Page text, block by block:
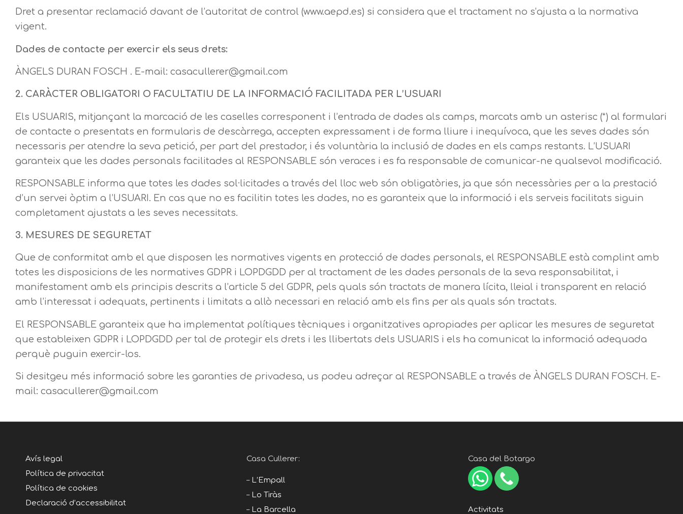
Dret a presentar reclamació davant de l’autoritat de control (www.aepd.es) si considera que el tractament no s’ajusta a la normativa
vigent.
Dades de contacte per exercir els seus drets:
ÀNGELS DURAN FOSCH . E-mail: casacullerer@gmail.com
2. CARÀCTER OBLIGATORI O FACULTATIU DE LA INFORMACIÓ FACILITADA PER L’USUARI
Els USUARIS, mitjançant la marcació de les caselles corresponent i l’entrada de dades als camps, marcats amb un asterisc (*) al formulari
de contacte o presentats en formularis de descàrrega, accepten expressament i de forma lliure i inequívoca, que les seves dades són
necessaris per atendre la seva petició, per part del prestador, i és voluntària la inclusió de dades en els camps restants. L’USUARI
garanteix que les dades personals facilitades al RESPONSABLE són veraces i es fa responsable de comunicar-ne qualsevol modificació.
RESPONSABLE informa que totes les dades sol·licitades a través del lloc web són obligatòries, ja que són necessàries per a la prestació
d’un servei òptim a l’USUARI. En cas que no es facilitin totes les dades, no es garanteix que la informació i els serveis facilitats siguin
completament ajustats a les seves necessitats.
3. MESURES DE SEGURETAT
Que de conformitat amb el que disposen les normatives vigents en protecció de dades personals, el RESPONSABLE està complint amb
totes les disposicions de les normatives GDPR i LOPDGDD per al tractament de les dades personals de la seva responsabilitat, i
manifestament amb els principis descrits a l’article 5 del GDPR, pels quals són tractats de manera lícita, lleial i transparent en relació
amb l’interessat i adequats, pertinents i limitats a allò necessari en relació amb els fins per als quals són tractats.
El RESPONSABLE garanteix que ha implementat polítiques tècniques i organitzatives apropiades per aplicar les mesures de seguretat
que estableixen GDPR i LOPDGDD per tal de protegir els drets i les llibertats dels USUARIS i els ha comunicat la informació adequada
perquè puguin exercir-los.
Si desitgeu més informació sobre les garanties de privadesa, us podeu adreçar al RESPONSABLE a través de ÀNGELS DURAN FOSCH. E-
mail: casacullerer@gmail.com
Avís legal
Política de privacitat
Política de cookies
Declaració d’accessibilitat
Casa Cullerer:
– L’Empall
– Lo Tiràs
– La Barcella
Casa del Botargo
Activitats